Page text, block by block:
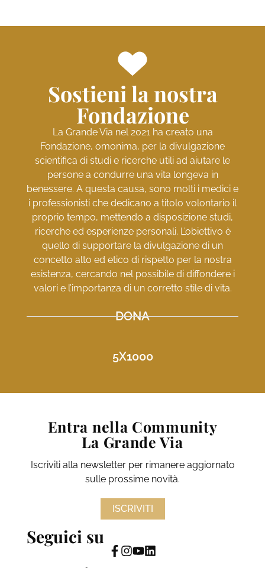
Sostieni la nostra
Fondazione
La Grande Via nel 2021 ha creato una
Fondazione, omonima, per la divulgazione
scientifica di studi e ricerche utili ad aiutare le
persone a condurre una vita longeva in
benessere. A questa causa, sono molti i medici e
i professionisti che dedicano a titolo volontario il
proprio tempo, mettendo a disposizione studi,
ricerche ed esperienze personali. L’obiettivo è
quello di supportare la divulgazione di un
concetto alto ed etico di rispetto per la nostra
esistenza, cercando nel possibile di diffondere i
valori e l’importanza di un corretto stile di vita.
DONA
5X1000
Seguici su
Entra nella Community
La Grande Via
Iscriviti alla newsletter per rimanere aggiornato
sulle prossime novità.
ISCRIVITI